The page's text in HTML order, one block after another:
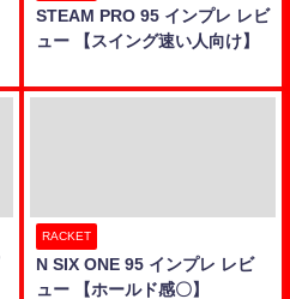
STEAM PRO 95 インプレ レビ
ュー 【スイング速い人向け】
RACKET
N SIX ONE 95 インプレ レビ
ュー 【ホールド感〇】